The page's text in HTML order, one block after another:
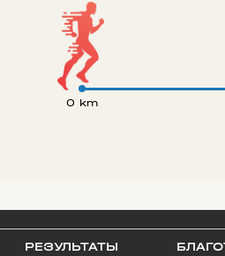
0 km
РЕЗУЛЬТАТЫ